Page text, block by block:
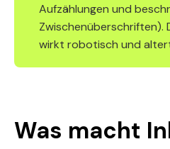
Aufzählungen und
Zwischenüberschriften).
wirkt robotisch und
Was macht